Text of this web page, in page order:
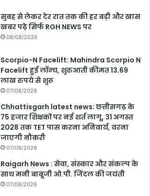
सुबह से लेकर देर रात तक की हर बड़ी और खास
खबर पढ़े सिर्फ RGH NEWS पर
08/08/2026
Scorpio-N Facelift: Mahindra Scorpio N
Facelift हुई लॉन्‍च, शुरुआती कीमत 13.69
लाख रुपये से शुरू
07/08/2026
Chhattisgarh latest news: छत्तीसगढ़ के
75 हजार शिक्षकों पर नई शर्त लागू, 31 अगस्त
2028 तक TET पास करना अनिवार्य, वरना
जाएगी नौकरी
07/08/2026
Raigarh News : सेवा, संस्कार और संकल्प के
साथ मनी बाबूजी ओ.पी. जिंदल की जयंती
07/08/2026